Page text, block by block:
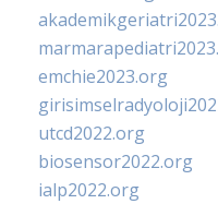
emchie2023.org
utcd2022.org
biosensor2022.org
ialp2022.org